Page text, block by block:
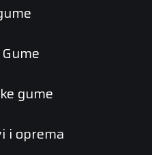
gume
i oprema